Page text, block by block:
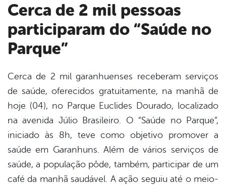
Cerca de 2 mil pessoas
participaram do “Saúde no
Parque”
Cerca de 2 mil garanhuenses receberam serviços
de saúde, oferecidos gratuitamente, na manhã de
hoje (04), no Parque Euclides Dourado, localizado
na avenida Júlio Brasileiro. O “Saúde no Parque”,
iniciado às 8h, teve como objetivo promover a
saúde em Garanhuns. Além de vários serviços de
saúde, a população pôde, também, participar de um
café da manhã saudável. A ação seguiu até o meio-